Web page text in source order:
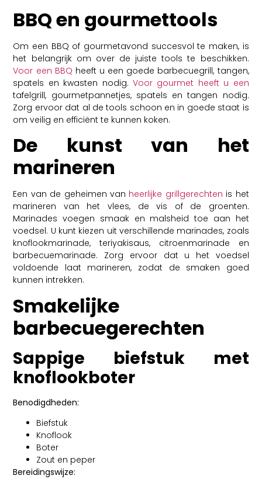
BBQ en gourmettools
Om een BBQ of gourmetavond succesvol te maken, is
het belangrijk om over de juiste tools te beschikken.
Voor een BBQ heeft u een goede barbecuegrill, tangen,
spatels en kwasten nodig. Voor gourmet heeft u een
tafelgrill, gourmetpannetjes, spatels en tangen nodig.
Zorg ervoor dat al de tools schoon en in goede staat is
om veilig en efficiënt te kunnen koken.
De kunst van het
marineren
Een van de geheimen van heerlijke grillgerechten is het
marineren van het vlees, de vis of de groenten.
Marinades voegen smaak en malsheid toe aan het
voedsel. U kunt kiezen uit verschillende marinades, zoals
knoflookmarinade, teriyakisaus, citroenmarinade en
barbecuemarinade. Zorg ervoor dat u het voedsel
voldoende laat marineren, zodat de smaken goed
kunnen intrekken.
Smakelijke
barbecuegerechten
Sappige biefstuk met
knoflookboter
Benodigdheden:
Biefstuk
Knoflook
Boter
Zout en peper
Bereidingswijze: